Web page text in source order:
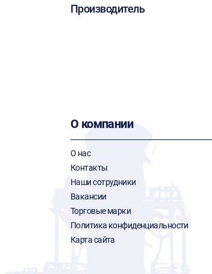
Производитель
О компании
О нас
Контакты
Наши сотрудники
Вакансии
Торговые марки
Политика конфиденциальности
Карта сайта